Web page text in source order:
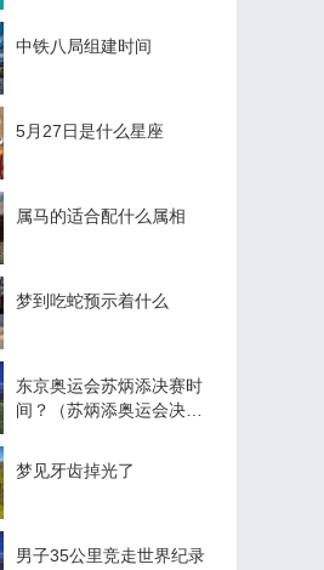
中铁八局组建时间
5月27日是什么星座
属马的适合配什么属相
梦到吃蛇预示着什么
东京奥运会苏炳添决赛时
间？（苏炳添奥运会决赛
梦见牙齿掉光了
男子35公里竞走世界纪录